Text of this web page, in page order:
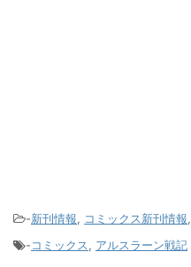
-新刊情報, コミックス新刊情報,
-コミックス, アルスラーン戦記